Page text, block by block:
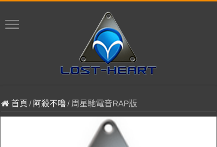
首頁 / 阿殺不嚕/ 周星馳電音RAP版